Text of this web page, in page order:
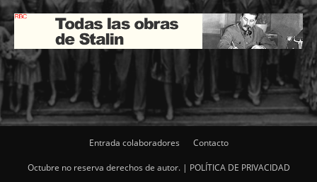
Entrada colaboradores Contacto
Octubre no reserva derechos de autor. | POLÍTICA DE PRIVACIDAD